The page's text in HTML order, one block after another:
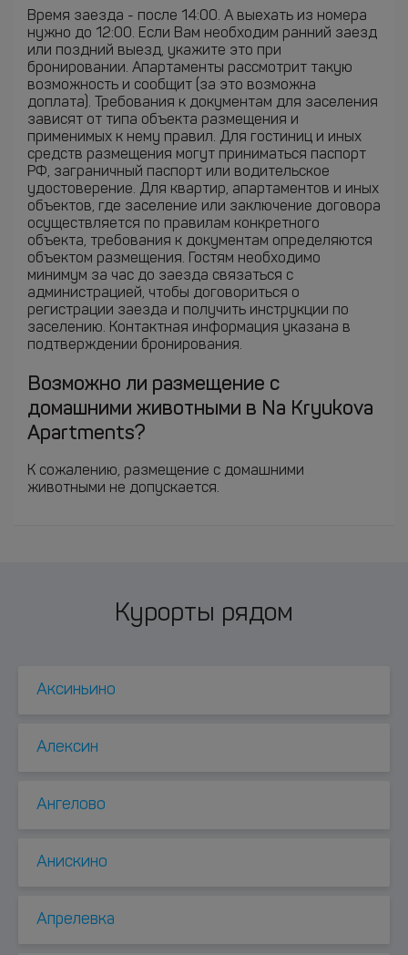
Время заезда - после 14:00. А выехать из номера
нужно до 12:00. Если Вам необходим ранний заезд
или поздний выезд, укажите это при
бронировании. Апартаменты рассмотрит такую
возможность и сообщит (за это возможна
доплата). Требования к документам для заселения
зависят от типа объекта размещения и
применимых к нему правил. Для гостиниц и иных
средств размещения могут приниматься паспорт
РФ, заграничный паспорт или водительское
удостоверение. Для квартир, апартаментов и иных
объектов, где заселение или заключение договора
осуществляется по правилам конкретного
объекта, требования к документам определяются
объектом размещения. Гостям необходимо
минимум за час до заезда связаться с
администрацией, чтобы договориться о
регистрации заезда и получить инструкции по
заселению. Контактная информация указана в
подтверждении бронирования.
Возможно ли размещение с
домашними животными в Na Kryukova
Apartments?
К сожалению, размещение с домашними
животными не допускается.
Курорты рядом
Аксиньино
Алексин
Ангелово
Анискино
Апрелевка